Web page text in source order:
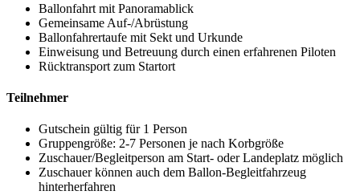
Ballonfahrt mit Panoramablick
Gemeinsame Auf-/Abrüstung
Ballonfahrertaufe mit Sekt und Urkunde
Einweisung und Betreuung durch einen erfahrenen Piloten
Rücktransport zum Startort
Teilnehmer
Gutschein gültig für 1 Person
Gruppengröße: 2-7 Personen je nach Korbgröße
Zuschauer/Begleitperson am Start- oder Landeplatz möglich
Zuschauer können auch dem Ballon-Begleitfahrzeug
hinterherfahren